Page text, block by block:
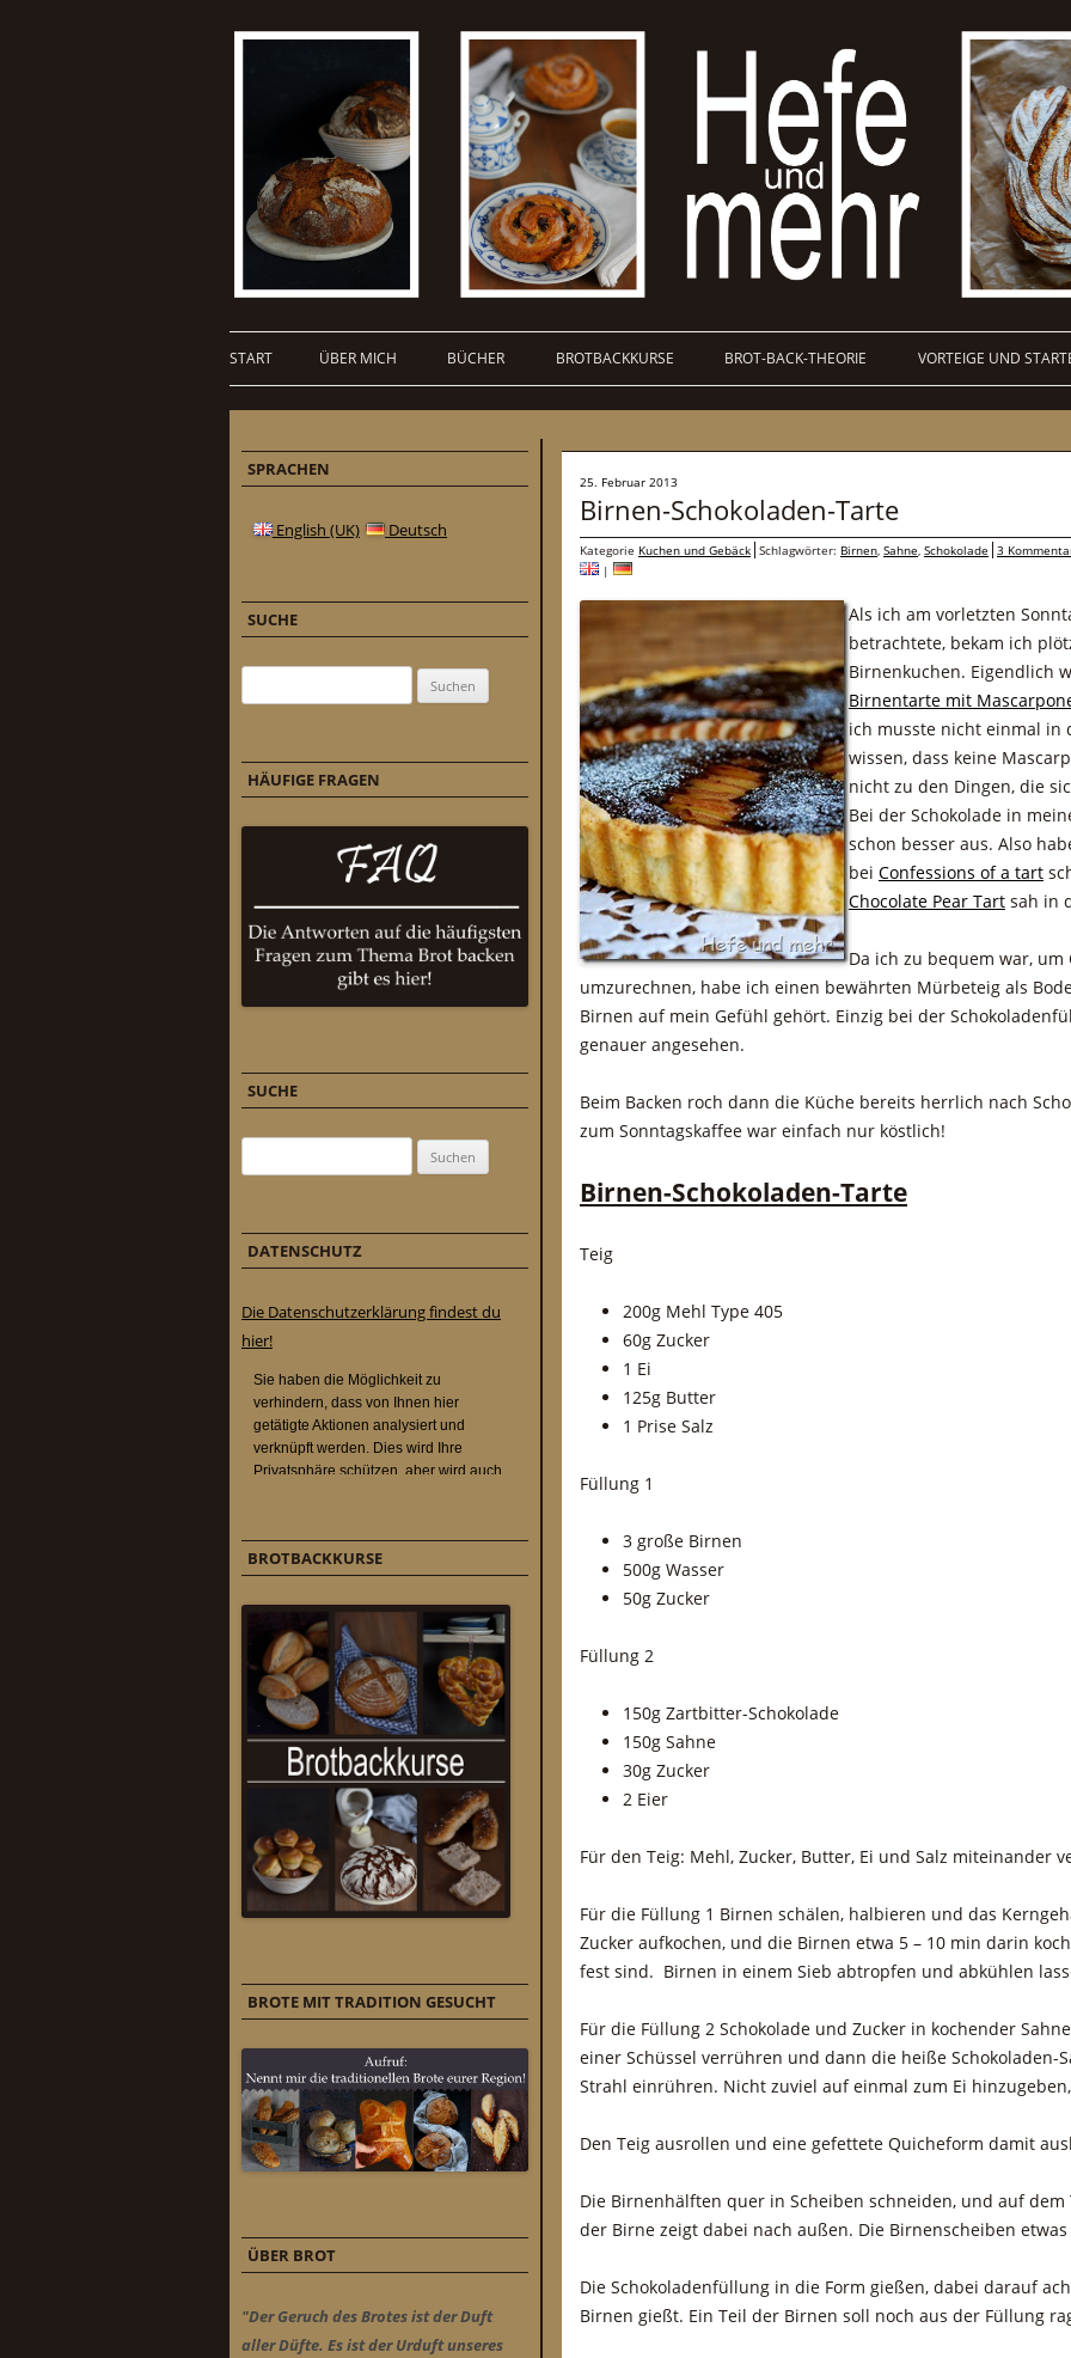
START ÜBER MICH BÜCHER BROTBACKKURSE BROT-BACK-THEORIE VORTEIGE UND
25. Februar 2013
Birnen-Schokoladen-Tarte
Kategorie Kuchen und Gebäck Schlagwörter: Birnen, Sahne, Schokolade 3
|
Als ich am vorletzten
betrachtete, bekam ich
Birnenkuchen. Eigendlich
Birnentarte mit
ich musste nicht einmal in
wissen, dass keine
nicht zu den Dingen, die
Bei der Schokolade in
schon besser aus. Also
bei Confessions of a tart
Chocolate Pear Tart sah in
Da ich zu bequem war,
umzurechnen, habe ich einen bewährten Mürbeteig als
Birnen auf mein Gefühl gehört. Einzig bei der
genauer angesehen.
Beim Backen roch dann die Küche bereits herrlich nach
zum Sonntagskaffee war einfach nur köstlich!
Birnen-Schokoladen-Tarte
Teig
200g Mehl Type 405
60g Zucker
1 Ei
125g Butter
1 Prise Salz
Füllung 1
3 große Birnen
500g Wasser
50g Zucker
Füllung 2
150g Zartbitter-Schokolade
150g Sahne
30g Zucker
2 Eier
Für den Teig: Mehl, Zucker, Butter, Ei und Salz miteinander
Für die Füllung 1 Birnen schälen, halbieren und das
Zucker aufkochen, und die Birnen etwa 5 – 10 min darin
fest sind. Birnen in einem Sieb abtropfen und abkühlen
Für die Füllung 2 Schokolade und Zucker in kochender
einer Schüssel verrühren und dann die heiße Schokoladen-
Strahl einrühren. Nicht zuviel auf einmal zum Ei
Den Teig ausrollen und eine gefettete Quicheform damit
Die Birnenhälften quer in Scheiben schneiden, und auf
der Birne zeigt dabei nach außen. Die Birnenscheiben
Die Schokoladenfüllung in die Form gießen, dabei darauf
Birnen gießt. Ein Teil der Birnen soll noch aus der Füllung
SPRACHEN
English (UK) Deutsch
SUCHE
HÄUFIGE FRAGEN
SUCHE
DATENSCHUTZ
Die Datenschutzerklärung findest du
hier!
BROTBACKKURSE
BROTE MIT TRADITION GESUCHT
ÜBER BROT
"Der Geruch des Brotes ist der Duft
aller Düfte. Es ist der Urduft unseres